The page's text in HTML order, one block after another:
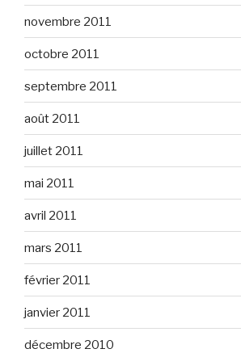
novembre 2011
octobre 2011
septembre 2011
août 2011
juillet 2011
mai 2011
avril 2011
mars 2011
février 2011
janvier 2011
décembre 2010